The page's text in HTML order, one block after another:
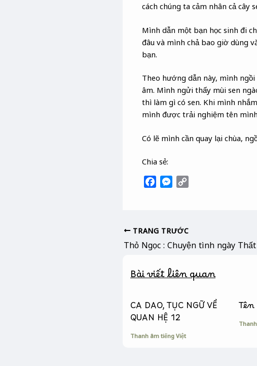
cách chúng ta cảm nhân cả
Mình dẫn một bạn học sinh đi
đâu và mình chả bao giờ dùng
bạn.
Theo hướng dẫn này, mình
âm. Mình ngửi thấy mùi sen
thì làm gì có sen. Khi mình
mình được trải nghiệm tên
Có lẽ mình cần quay lại chùa,
Chia sẻ:
b
o
k
M
e
n
e
r
L
i
TRANG TRƯỚC
Thỏ Ngọc : Chuyện tình ngày
Bài viết liên quan
CA DAO, TỤC NGỮ VỀ
QUAN HỆ 12
Thanh âm tiếng Việt